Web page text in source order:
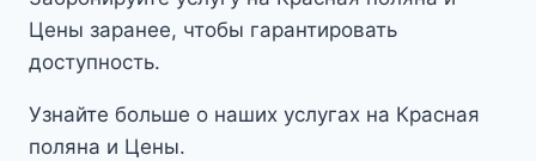
Цены заранее, чтобы гарантировать
доступность.
Узнайте больше о наших услугах на Красная
поляна и Цены.